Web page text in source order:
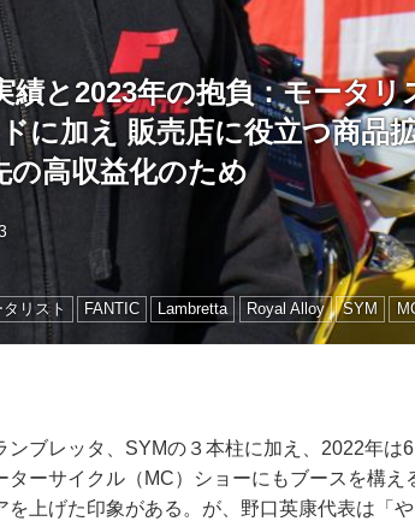
績と2023年の抱負：モータリ
に加え 販売店に役立つ商品
の高収益化のため
タリスト FANTIC Lambretta Royal Alloy SYM
ンブレッタ、SYMの３本柱に加え、2022年は
ターサイクル（MC）ショーにもブースを構え
を上げた印象がある。が、野口英康代表は「